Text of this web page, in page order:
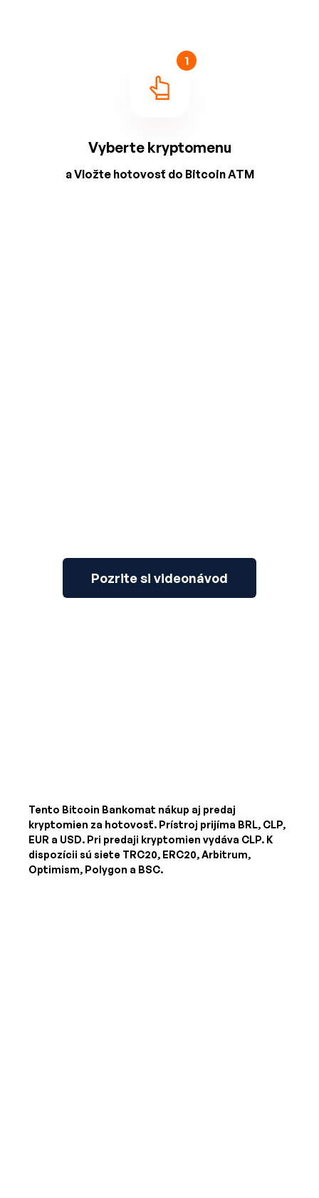
1
Vyberte kryptomenu
a Vložte hotovosť do Bitcoin ATM
Pozrite si videonávod
Tento Bitcoin Bankomat nákup aj predaj
kryptomien za hotovosť. Prístroj prijíma BRL, CLP,
EUR a USD. Pri predaji kryptomien vydáva CLP. K
dispozícii sú siete TRC20, ERC20, Arbitrum,
Optimism, Polygon a BSC.